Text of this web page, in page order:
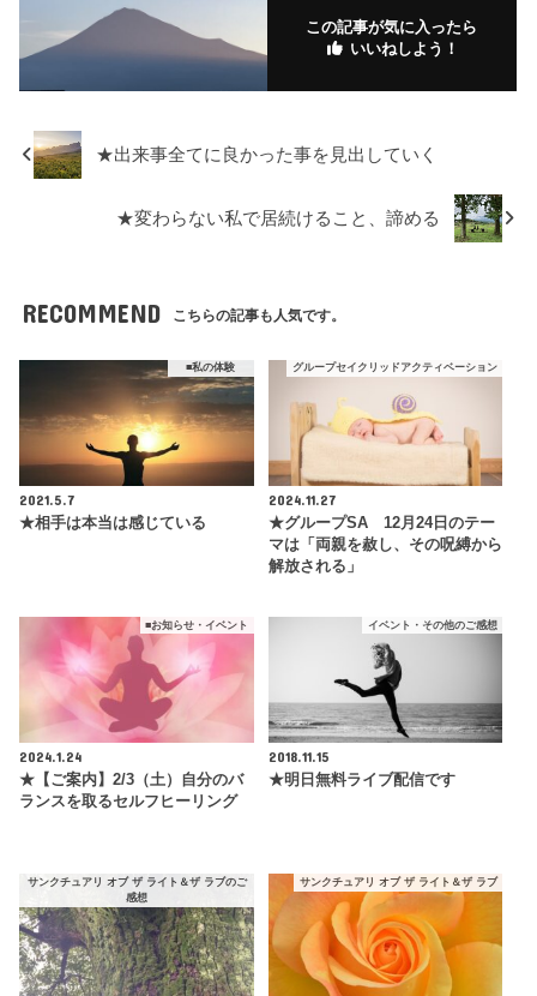
この記事が気に入ったら
いいねしよう！
★出来事全てに良かった事を見出していく
★変わらない私で居続けること、諦める
RECOMMEND こちらの記事も人気です。
■私の体験
2021.5.7
★相手は本当は感じている
グループセイクリッドアクティベーション
2024.11.27
★グループSA 12月24日のテー
マは「両親を赦し、その呪縛から
解放される」
■お知らせ・イベント
2024.1.24
★【ご案内】2/3（土）自分のバ
ランスを取るセルフヒーリング
イベント・その他のご感想
2018.11.15
★明日無料ライブ配信です
サンクチュアリ オブ ザ ライト＆ザ ラブのご
感想
サンクチュアリ オブ ザ ライト＆ザ ラブ